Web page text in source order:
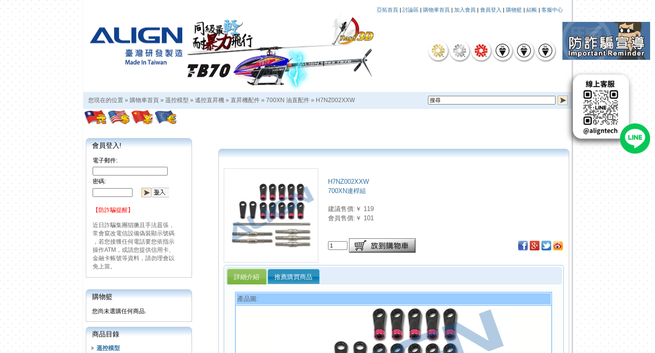
亞拓首頁 | 討論區 | 購物車首頁 | 加入會員 | 會員登入 | 購物籃 | 結帳 | 客服中心
您現在的位置 » 購物車首頁 » 遥控模型 » 遙控直昇機 » 直昇機配件 » 700XN 油直配件 » H7NZ002XXW
會員登入!
電子郵件:
密碼:
【防詐騙提醒】
近日詐騙集團猖獗且手法囂張，
常會竄改電信設備偽裝顯示號碼
，若您接獲任何電話要您依指示
操作ATM，或請您提供信用卡、
金融卡帳號等資料，請勿理會以
免上當。
購物籃
您尚未選購任何商品.
商品目錄
遥控模型
H7NZ002XXW
700XN連桿組
建議售價:￥ 119
會員售價:￥ 101
詳細介紹 推薦購買商品
產品圖: